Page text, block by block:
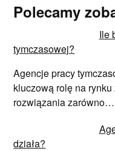
Polecamy
Ile
tymczasowej?
Agencje pracy
kluczową rolę na
rozwiązania zarówno…
działa?